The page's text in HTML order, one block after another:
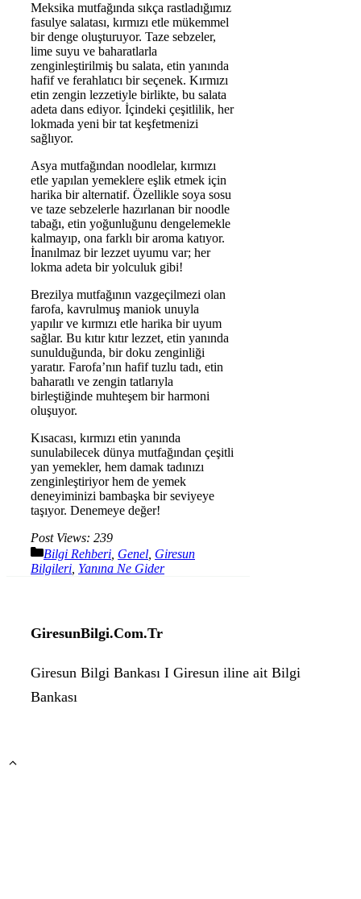
Meksika mutfağında sıkça rastladığımız
fasulye salatası, kırmızı etle mükemmel
bir denge oluşturuyor. Taze sebzeler,
lime suyu ve baharatlarla
zenginleştirilmiş bu salata, etin yanında
hafif ve ferahlatıcı bir seçenek. Kırmızı
etin zengin lezzetiyle birlikte, bu salata
adeta dans ediyor. İçindeki çeşitlilik, her
lokmada yeni bir tat keşfetmenizi
sağlıyor.
Asya mutfağından noodlelar, kırmızı
etle yapılan yemeklere eşlik etmek için
harika bir alternatif. Özellikle soya sosu
ve taze sebzelerle hazırlanan bir noodle
tabağı, etin yoğunluğunu dengelemekle
kalmayıp, ona farklı bir aroma katıyor.
İnanılmaz bir lezzet uyumu var; her
lokma adeta bir yolculuk gibi!
Brezilya mutfağının vazgeçilmezi olan
farofa, kavrulmuş maniok unuyla
yapılır ve kırmızı etle harika bir uyum
sağlar. Bu kıtır kıtır lezzet, etin yanında
sunulduğunda, bir doku zenginliği
yaratır. Farofa’nın hafif tuzlu tadı, etin
baharatlı ve zengin tatlarıyla
birleştiğinde muhteşem bir harmoni
oluşuyor.
Kısacası, kırmızı etin yanında
sunulabilecek dünya mutfağından çeşitli
yan yemekler, hem damak tadınızı
zenginleştiriyor hem de yemek
deneyiminizi bambaşka bir seviyeye
taşıyor. Denemeye değer!
Post Views: 239
Kategoriler
Bilgi Rehberi Genel Giresun
Bilgileri Yanına Ne Gider
GiresunBilgi.Com.Tr
Giresun Bilgi Bankası I Giresun iline ait Bilgi
Bankası